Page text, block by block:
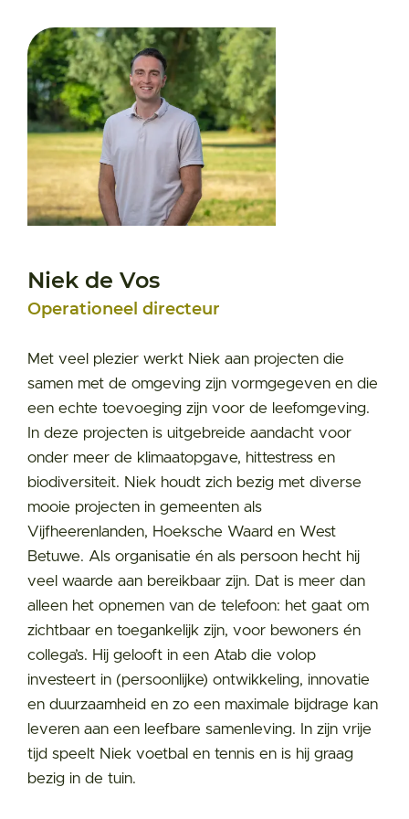
Niek de Vos
Operationeel directeur
Met veel plezier werkt Niek aan projecten die
samen met de omgeving zijn vormgegeven en die
een echte toevoeging zijn voor de leefomgeving.
In deze projecten is uitgebreide aandacht voor
onder meer de klimaatopgave, hittestress en
biodiversiteit. Niek houdt zich bezig met diverse
mooie projecten in gemeenten als
Vijfheerenlanden, Hoeksche Waard en West
Betuwe. Als organisatie én als persoon hecht hij
veel waarde aan bereikbaar zijn. Dat is meer dan
alleen het opnemen van de telefoon: het gaat om
zichtbaar en toegankelijk zijn, voor bewoners én
collega’s. Hij gelooft in een Atab die volop
investeert in (persoonlijke) ontwikkeling, innovatie
en duurzaamheid en zo een maximale bijdrage kan
leveren aan een leefbare samenleving. In zijn vrije
tijd speelt Niek voetbal en tennis en is hij graag
bezig in de tuin.